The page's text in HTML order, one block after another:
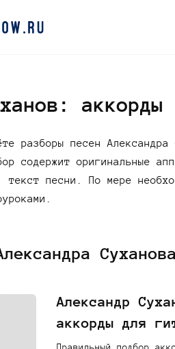
аккорды
разборы песен Александра
содержит оригинальные
песни. По мере
Александр
аккорды для